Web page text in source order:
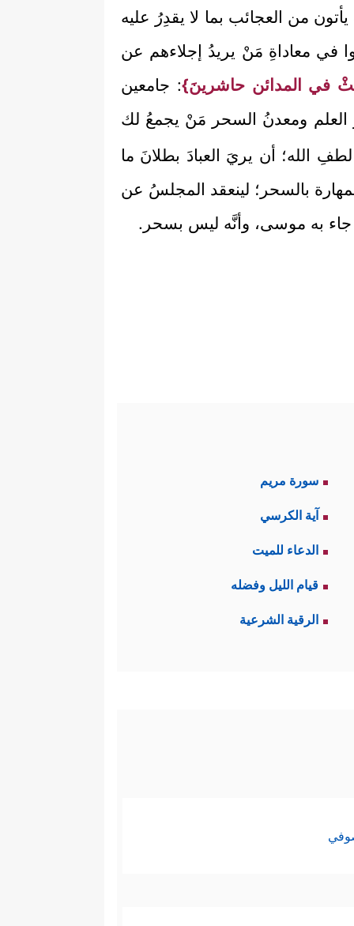
من العجائب بما لا يقدِرُ عليه
في معاداةِ مَنْ يريدُ إجلاءهم عن
في المدائن حاشرينَ}: جامعين
ومعدنُ السحر مَنْ يجمعُ لك
أن يريَ العبادَ بطلانَ ما
بالسحر؛ لينعقد المجلسُ عن
جاء به موسى، وأنَّه ليس بسحر.
سورة مريم
آية الكرسي
الدعاء للميت
قيام الليل وفضله
الرقية الشرعية